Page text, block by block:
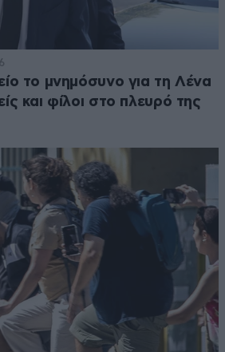
το μνημόσυνο για τη Λένα
και φίλοι στο πλευρό της